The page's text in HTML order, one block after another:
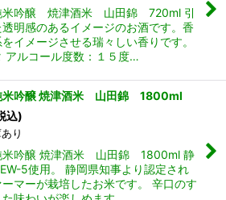
吟醸 焼津酒米 山田錦 720ml 引
透明感のあるイメージのお酒です。香
イメージさせる瑞々しい香りです。
アルコール度数：１５度…
吟醸 焼津酒米 山田錦 1800ml
込)
り
吟醸 焼津酒米 山田錦 1800ml 静
5使用。 静岡県知事より認定され
マーが栽培したお米です。 辛口のす